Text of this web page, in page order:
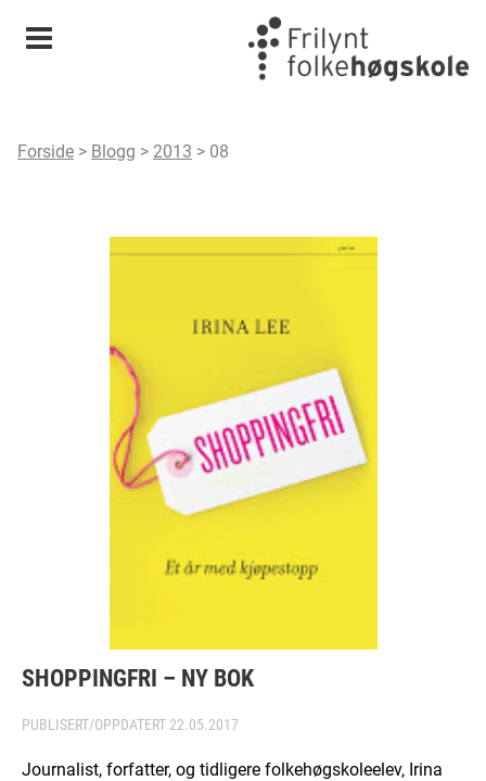
Meny
Forside > Blogg > 2013 > 08
SHOPPINGFRI – NY BOK
PUBLISERT/OPPDATERT 22.05.2017
Journalist, forfatter, og tidligere folkehøgskoleelev, Irina